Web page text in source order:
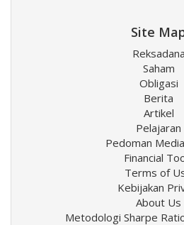
Site
Reksadana
Saham
Obligasi
Berita
Artikel
Pelajaran
Pedoman
Financial
Terms of
Kebijakan
About Us
Metodologi Sharpe